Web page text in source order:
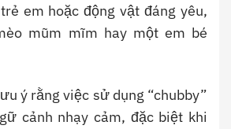
em hoặc động vật đáng yêu,
mũm mĩm hay một em bé
ý rằng việc sử dụng “chubby”
cảnh nhạy cảm, đặc biệt khi